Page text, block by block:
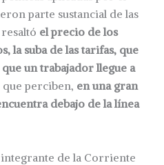
parte sustancial de las
el precio de los
la suba de las tarifas, que
un trabajador llegue a
perciben, en una gran
debajo de la línea
de la Corriente